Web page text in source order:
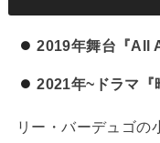
2019年舞台『All
2021年~ドラマ『
リー・バーデュゴの